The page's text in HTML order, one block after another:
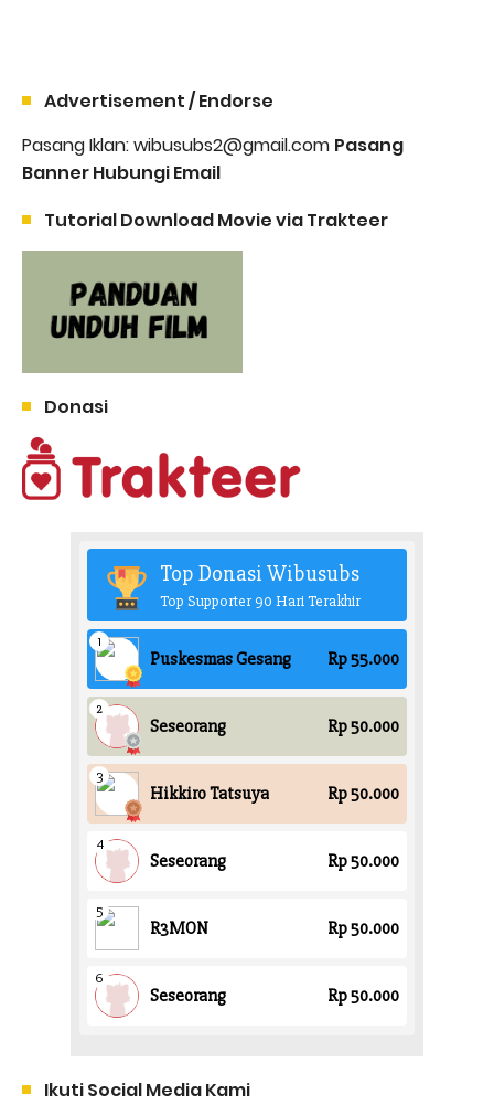
Advertisement / Endorse
Pasang Iklan: wibusubs2@gmail.com Pasang
Banner Hubungi Email
Tutorial Download Movie via Trakteer
Donasi
Ikuti Social Media Kami